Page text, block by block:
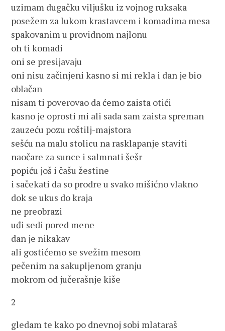
uzimam dugačku viljušku iz vojnog ruksaka
posežem za lukom krastavcem i komadima mesa
spakovanim u providnom najlonu
oh ti komadi
oni se presijavaju
oni nisu začinjeni kasno si mi rekla i dan je bio
oblačan
nisam ti poverovao da ćemo zaista otići
kasno je oprosti mi ali sada sam zaista spreman
zauzeću pozu roštilj-majstora
sešću na malu stolicu na rasklapanje staviti
naočare za sunce i salmnati šešr
popiću još i čašu žestine
i sačekati da so prodre u svako mišićno vlakno
dok se ukus do kraja
ne preobrazi
uđi sedi pored mene
dan je nikakav
ali gostićemo se svežim mesom
pečenim na sakupljenom granju
mokrom od jučerašnje kiše
2
gledam te kako po dnevnoj sobi mlataraš